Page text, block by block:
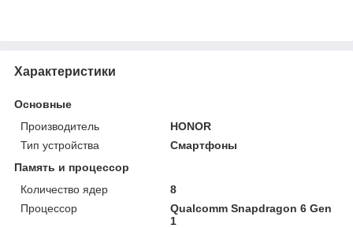
Характеристики
Основные
Производитель
HONOR
Тип устройства
Смартфоны
Память и процессор
Количество ядер
8
Процессор
Qualcomm Snapdragon 6 Gen
1